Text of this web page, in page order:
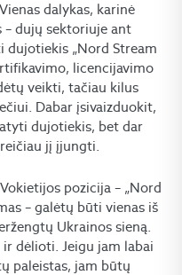
dalykas, karinė
– dujų sektoriuje ant
dujotiekis „Nord Stream
licencijavimo
veikti, tačiau kilus
Dabar įsivaizduokit,
dujotiekis, bet dar
jį įjungti.
pozicija – „Nord
– galėtų būti vienas iš
Ukrainos sieną.
dėlioti. Jeigu jam labai
paleistas, jam būtų